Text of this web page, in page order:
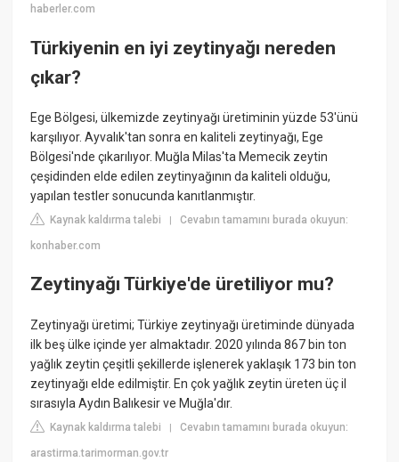
haberler.com
Türkiyenin en iyi zeytinyağı nereden
çıkar?
Ege Bölgesi, ülkemizde zeytinyağı üretiminin yüzde 53'ünü
karşılıyor. Ayvalık'tan sonra en kaliteli zeytinyağı, Ege
Bölgesi'nde çıkarılıyor. Muğla Milas'ta Memecik zeytin
çeşidinden elde edilen zeytinyağının da kaliteli olduğu,
yapılan testler sonucunda kanıtlanmıştır.
Kaynak kaldırma talebi |Cevabın tamamını burada okuyun:
konhaber.com
Zeytinyağı Türkiye'de üretiliyor mu?
Zeytinyağı üretimi; Türkiye zeytinyağı üretiminde dünyada
ilk beş ülke içinde yer almaktadır. 2020 yılında 867 bin ton
yağlık zeytin çeşitli şekillerde işlenerek yaklaşık 173 bin ton
zeytinyağı elde edilmiştir. En çok yağlık zeytin üreten üç il
sırasıyla Aydın Balıkesir ve Muğla'dır.
Kaynak kaldırma talebi |Cevabın tamamını burada okuyun:
arastirma.tarimorman.gov.tr